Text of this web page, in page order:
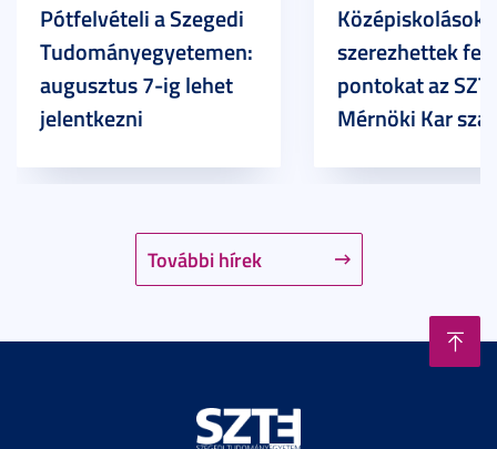
További hírek
Pótfelvételi a Szegedi
Tudományegyetemen:
augusztus 7-ig lehet
jelentkezni
Középiskolások
szerezhettek
pontokat az
Mérnöki Kar